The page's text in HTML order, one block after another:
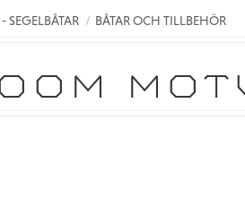
SEGELBÅTAR BÅTAR OCH TILLBEHÖR